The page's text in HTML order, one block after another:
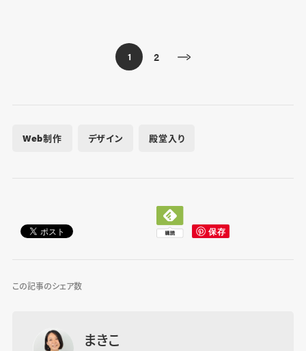
1 2
Web制作 デザイン 殿堂入り
この記事のシェア数
まきこ